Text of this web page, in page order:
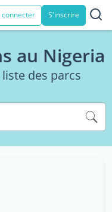
connecter S'inscrire
au Nigeria
des parcs